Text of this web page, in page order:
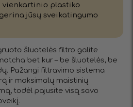
vienkartinio plastiko
jūsų sveikatingumo
šluotelės filtro galite
bet kur – be šluotelės, be
ir maksimalų maistinių
todėl pajusite visą savo